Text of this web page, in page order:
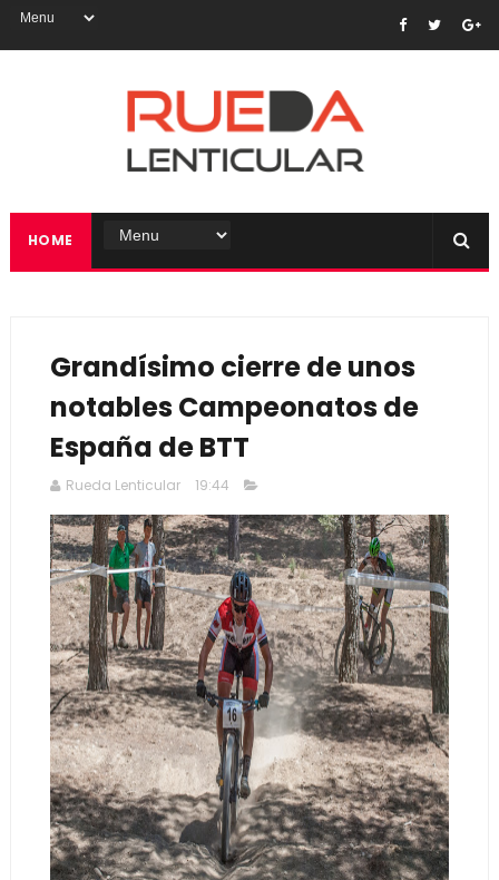
HOME
Grandísimo cierre de unos
notables Campeonatos de
España de BTT
Rueda Lenticular 19:44